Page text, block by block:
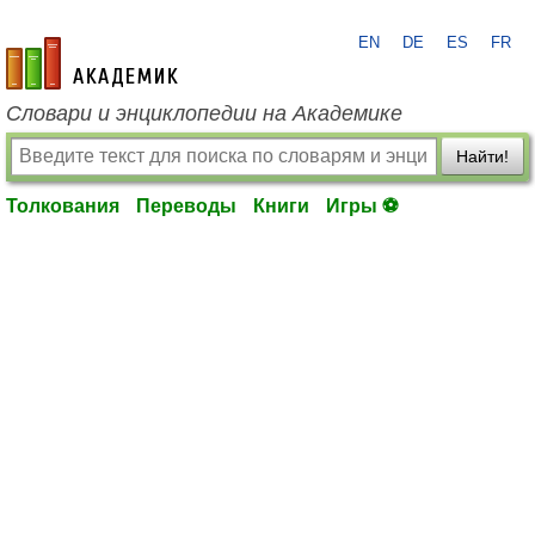
academic.ru
EN DE ES FR
Словари и энциклопедии на Академике
Найти!
Толкования Переводы Книги Игры ⚽